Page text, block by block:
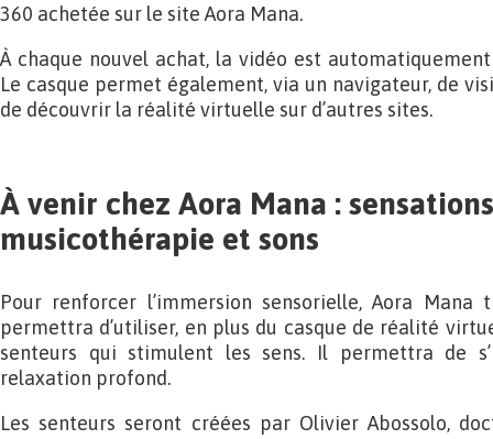
360 achetée sur le site Aora Mana.
À chaque nouvel achat, la vidéo est
Le casque permet également, via un navigateur, de
de découvrir la réalité virtuelle sur d’autres sites.
À venir chez Aora Mana :
musicothérapie et sons
Pour renforcer l’immersion sensorielle, Aora
permettra d’utiliser, en plus du casque de réalité
senteurs qui stimulent les sens. Il permettra de
relaxation profond.
Les senteurs seront créées par Olivier Abossolo,